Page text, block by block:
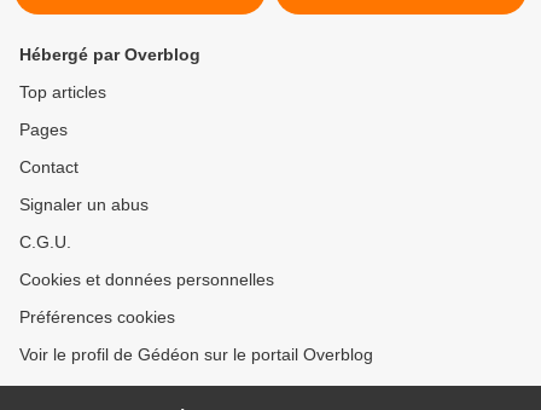
Hébergé par Overblog
Top articles
Pages
Contact
Signaler un abus
C.G.U.
Cookies et données personnelles
Préférences cookies
Voir le profil de Gédéon sur le portail Overblog